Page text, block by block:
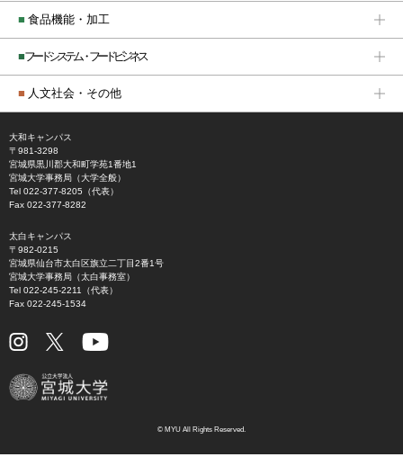
■ 食品機能・加工
■フードシステム・フードビジネス
■ 人文社会・その他
大和キャンパス
〒981-3298
宮城県黒川郡大和町学苑1番地1
宮城大学事務局（大学全般）
Tel 022-377-8205（代表）
Fax 022-377-8282
太白キャンパス
〒982-0215
宮城県仙台市太白区旗立二丁目2番1号
宮城大学事務局（太白事務室）
Tel 022-245-2211（代表）
Fax 022-245-1534
© MYU All Rights Reserved.